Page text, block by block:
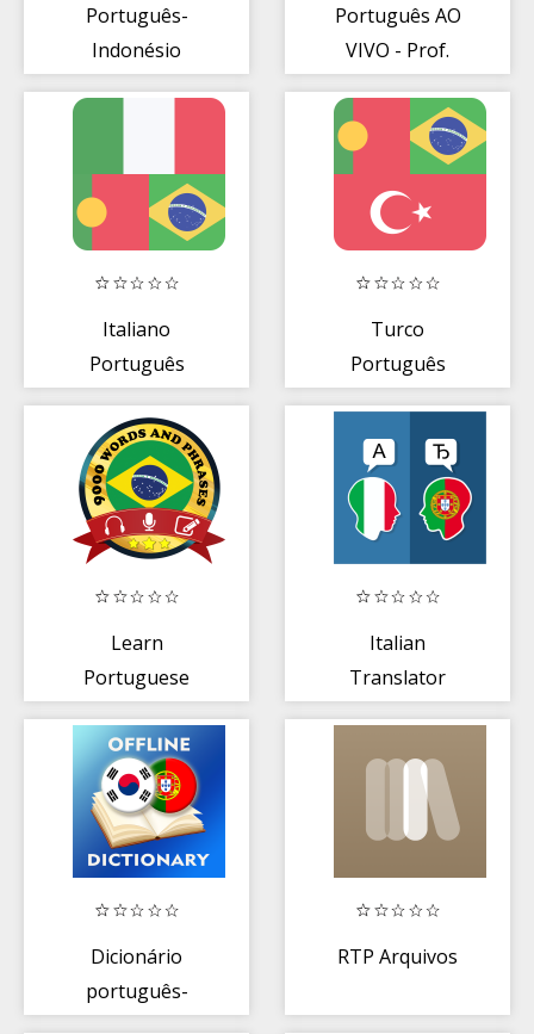
Português-
Indonésio
Português AO
VIVO - Prof.
Italiano
Português
Dicionário +
Tradutor
Turco
Português
Dicionário +
Tradutor
Learn
Portuguese
Italian
Translator
Dicionário
português-
RTP Arquivos